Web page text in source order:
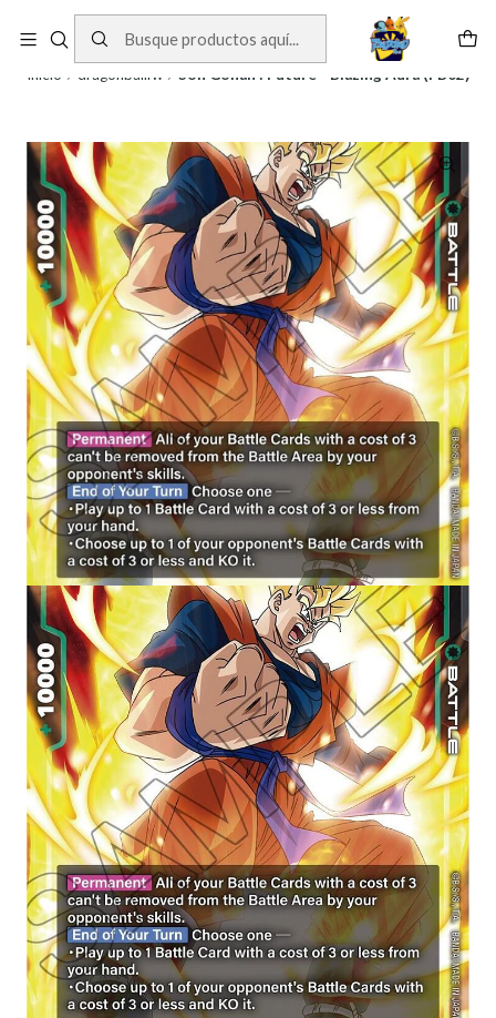
Inicio dragonballfw Son Gohan : Future - Blazing Aura (FB02)